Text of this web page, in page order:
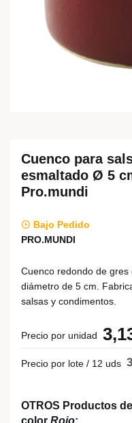
Cuenco para
esmaltado Ø 5
Pro.mundi
Bajo Pedido
PRO.MUNDI
Cuenco redondo de
diámetro de 5 cm.
salsas y condimentos.
Precio por unidad
Precio por lote / 12 uds
OTROS Productos
color Rojo: